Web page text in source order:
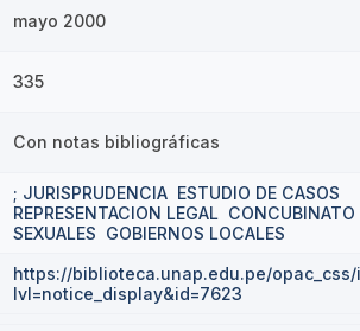
mayo 2000
335
Con notas bibliográficas
; JURISPRUDENCIA ESTUDIO DE CASOS
REPRESENTACION LEGAL CONCUBINATO
SEXUALES GOBIERNOS LOCALES
https://biblioteca.unap.edu.pe/opac_css/
lvl=notice_display&id=7623